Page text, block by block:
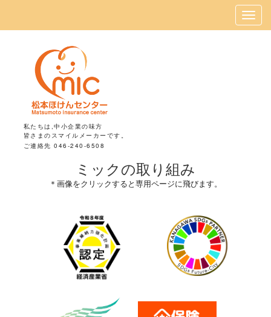
私たちは,中小企業の味方
皆さまのスマイルメーカーです。
ご連絡先 046-240-6508
ミックの取り組み
＊画像をクリックすると専用ページに飛びます。